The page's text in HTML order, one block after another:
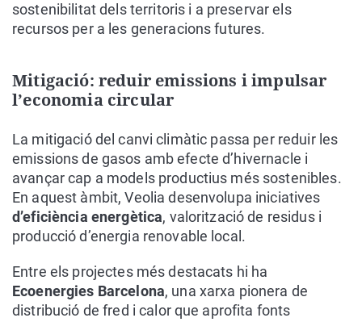
sostenibilitat dels territoris i a preservar els
recursos per a les generacions futures.
Mitigació: reduir emissions i impulsar
l’economia circular
La mitigació del canvi climàtic passa per reduir les
emissions de gasos amb efecte d’hivernacle i
avançar cap a models productius més sostenibles.
En aquest àmbit, Veolia desenvolupa iniciatives
d’eficiència energètica, valorització de residus i
producció d’energia renovable local.
Entre els projectes més destacats hi ha
Ecoenergies Barcelona, una xarxa pionera de
distribució de fred i calor que aprofita fonts